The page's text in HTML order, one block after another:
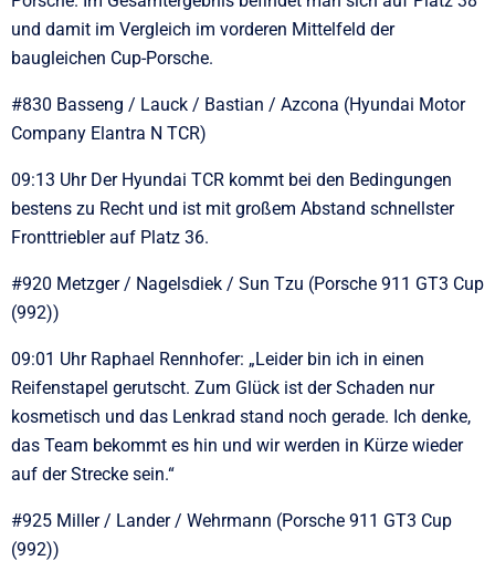
und damit im Vergleich im vorderen Mittelfeld der
baugleichen Cup-Porsche.
#830 Basseng / Lauck / Bastian / Azcona (Hyundai Motor
Company Elantra N TCR)
09:13 Uhr Der Hyundai TCR kommt bei den Bedingungen
bestens zu Recht und ist mit großem Abstand schnellster
Fronttriebler auf Platz 36.
#920 Metzger / Nagelsdiek / Sun Tzu (Porsche 911 GT3 Cup
(992))
09:01 Uhr Raphael Rennhofer: „Leider bin ich in einen
Reifenstapel gerutscht. Zum Glück ist der Schaden nur
kosmetisch und das Lenkrad stand noch gerade. Ich denke,
das Team bekommt es hin und wir werden in Kürze wieder
auf der Strecke sein.“
#925 Miller / Lander / Wehrmann (Porsche 911 GT3 Cup
(992))